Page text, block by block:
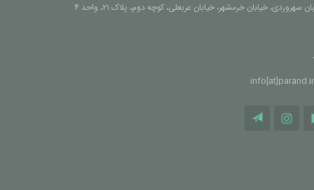
سهروردی، خیابان خرمشهر، خیابان عربعلی، کوچه دوم، پلاک ۲۱، واحد ۴